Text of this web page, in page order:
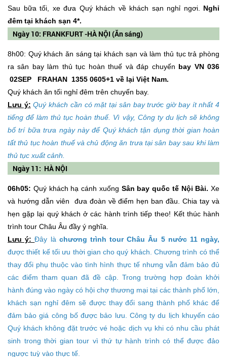
Sau bữa tối, xe đưa Quý khách về khách sạn nghỉ ngơi. Nghỉ
đêm tại khách sạn 4*.
Ngày 10: FRANKFURT -HÀ NỘI (Ăn sáng)
8h00: Quý khách ăn sáng tại khách sạn và làm thủ tục trả phòng
ra sân bay làm thủ tục hoàn thuế và đáp chuyến bay VN 036
02SEP FRAHAN 1355 0605+1 về lại Việt Nam.
Quý khách ăn tối nghỉ đêm trên chuyến bay.
Lưu ý: Quý khách cần có mặt tại sân bay trước giờ bay ít nhất 4
tiếng để làm thủ tục hoàn thuế. Vì vậy, Công ty du lịch sẽ không
bố trí bữa trưa ngày này để Quý khách tận dụng thời gian hoàn
tất thủ tục hoàn thuế và chủ động ăn trưa tại sân bay sau khi làm
thủ tục xuất cảnh.
Ngày 11: HÀ NỘI
06h05: Quý khách hạ cánh xuống Sân bay quốc tế Nội Bài. Xe
và hướng dẫn viên đưa đoàn về điểm hẹn ban đầu. Chia tay và
hẹn gặp lại quý khách ở các hành trình tiếp theo! Kết thúc hành
trình tour Châu Âu đầy ý nghĩa.
Lưu ý:Đây là chương trình tour Châu Âu 5 nước 11 ngày,
được thiết kế tối ưu thời gian cho quý khách. Chương trình có thể
thay đổi phụ thuộc vào tình hình thực tế nhưng vẫn đảm bảo đủ
các điểm tham quan đã đề cập. Trong trường hợp đoàn khởi
hành đúng vào ngày có hội chợ thương mại tại các thành phố lớn,
khách sạn nghỉ đêm sẽ được thay đổi sang thành phố khác để
đảm bảo giá công bố được bảo lưu. Công ty du lịch khuyến cáo
Quý khách không đặt trước vé hoặc dịch vụ khi có nhu cầu phát
sinh trong thời gian tour vì thứ tự hành trình có thể được đảo
ngược tuỳ vào thực tế.